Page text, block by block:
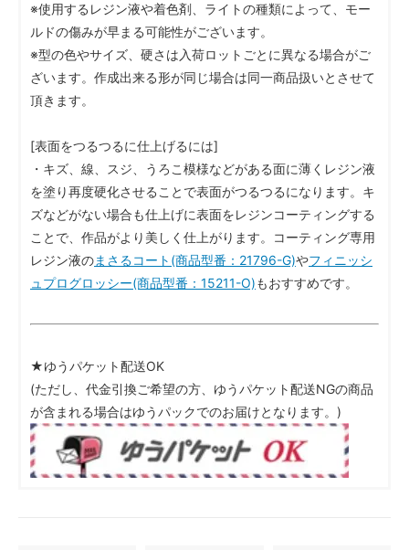
※使用するレジン液や着色剤、ライトの種類によって、モー
ルドの傷みが早まる可能性がございます。
※型の色やサイズ、硬さは入荷ロットごとに異なる場合がご
ざいます。作成出来る形が同じ場合は同一商品扱いとさせて
頂きます。
[表面をつるつるに仕上げるには]
・キズ、線、スジ、うろこ模様などがある面に薄くレジン液
を塗り再度硬化させることで表面がつるつるになります。キ
ズなどがない場合も仕上げに表面をレジンコーティングする
ことで、作品がより美しく仕上がります。コーティング専用
レジン液のまさるコート(商品型番：21796-G)やフィニッシ
ュプログロッシー(商品型番：15211-O)もおすすめです。
★ゆうパケット配送OK
(ただし、代金引換ご希望の方、ゆうパケット配送NGの商品
が含まれる場合はゆうパックでのお届けとなります。)